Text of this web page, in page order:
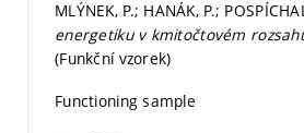
MLÝNEK, P.; HANÁK, P.;
energetiku v kmitočtovém
(Funkční vzorek)
Functioning sample